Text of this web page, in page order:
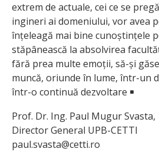
extrem de actuale, cei ce se
ingineri ai domeniului, vor avea
înțeleagă mai bine cunoștințele
stăpânească la absolvirea
fără prea multe emoții, să-și
muncă, oriunde în lume, într-un
într-o continuă dezvoltare ￭
Prof. Dr. Ing. Paul Mugur Svasta,
Director General UPB-CETTI
paul.svasta@cetti.ro